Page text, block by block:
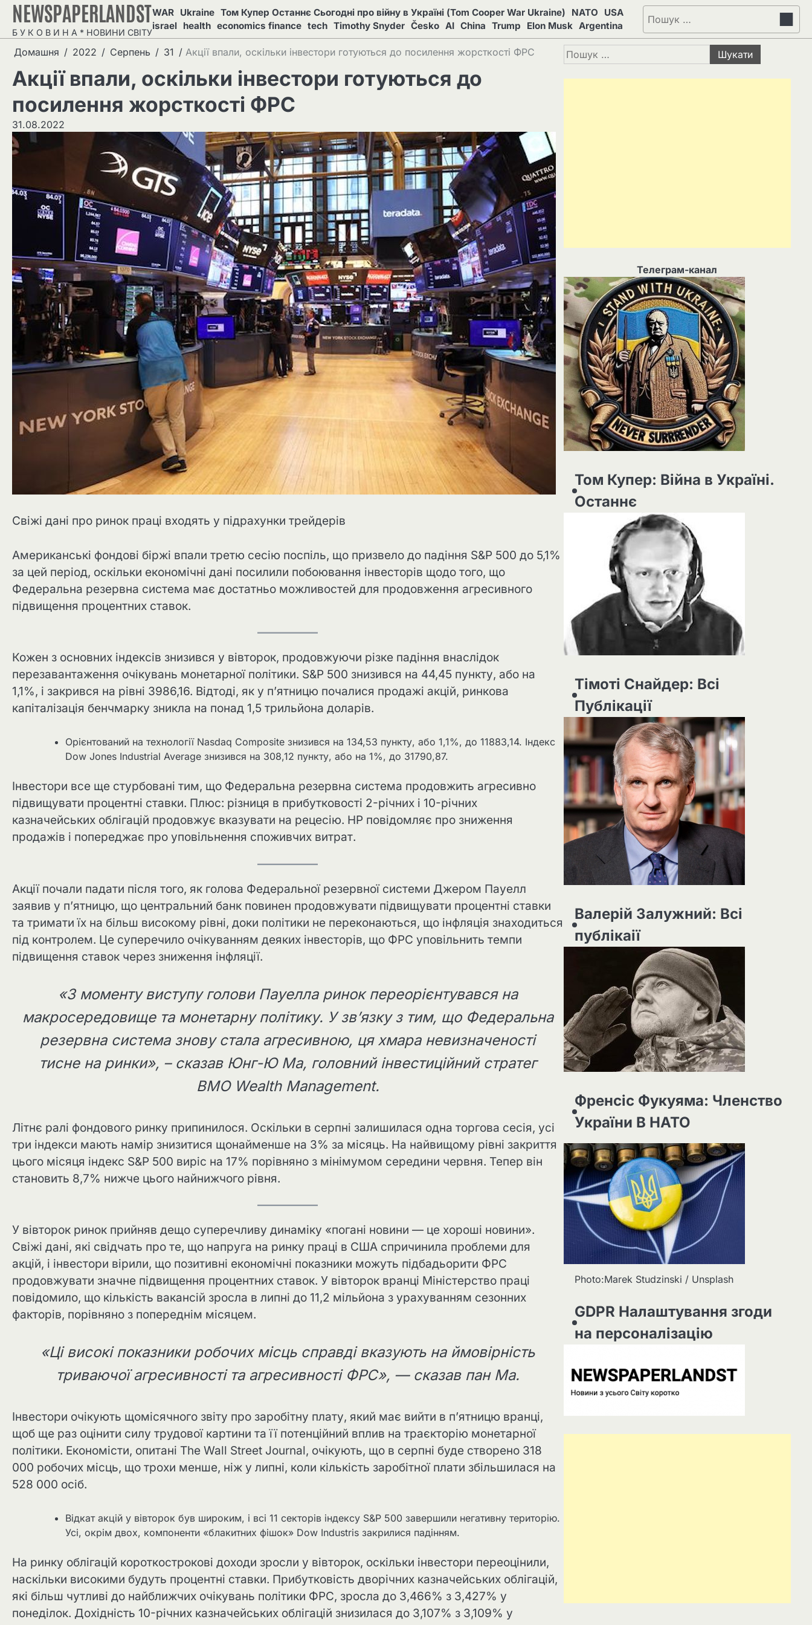
Перейти
вмісту
NEWSPAPERLANDST
Б У К О В И Н А * НОВИНИ СВІТУ
WAR Ukraine Том Купер Останнє Сьогодні про війну в Україні (Tom Cooper War Ukraine) NATO
USA
israel health economics finance tech Timothy Snyder Česko AI China Trump Elon Musk Argentina
Пошук:
Домашня 2022 Серпень 31 Акції впали, оскільки інвестори готуються до посилення жорсткості ФРС
Акції впали, оскільки інвестори готуються до
посилення жорсткості ФРС
31.08.2022
Свіжі дані про ринок праці входять у підрахунки трейдерів
Американські фондові біржі впали третю сесію поспіль, що призвело до падіння S&P 500 до 5,1%
за цей період, оскільки економічні дані посилили побоювання інвесторів щодо того, що
Федеральна резервна система має достатньо можливостей для продовження агресивного
підвищення процентних ставок.
Кожен з основних індексів знизився у вівторок, продовжуючи різке падіння внаслідок
перезавантаження очікувань монетарної політики. S&P 500 знизився на 44,45 пункту, або на
1,1%, і закрився на рівні 3986,16. Відтоді, як у п’ятницю почалися продажі акцій, ринкова
капіталізація бенчмарку зникла на понад 1,5 трильйона доларів.
Орієнтований на технології Nasdaq Composite знизився на 134,53 пункту, або 1,1%, до 11883,14. Індекс
Dow Jones Industrial Average знизився на 308,12 пункту, або на 1%, до 31790,87.
Інвестори все ще стурбовані тим, що Федеральна резервна система продовжить агресивно
підвищувати процентні ставки. Плюс: різниця в прибутковості 2-річних і 10-річних
казначейських облігацій продовжує вказувати на рецесію. HP повідомляє про зниження
продажів і попереджає про уповільнення споживчих витрат.
Акції почали падати після того, як голова Федеральної резервної системи Джером Пауелл
заявив у п’ятницю, що центральний банк повинен продовжувати підвищувати процентні ставки
та тримати їх на більш високому рівні, доки політики не переконаються, що інфляція знаходиться
під контролем. Це суперечило очікуванням деяких інвесторів, що ФРС уповільнить темпи
підвищення ставок через зниження інфляції.
«З моменту виступу голови Пауелла ринок переорієнтувався на
макросередовище та монетарну політику. У зв’язку з тим, що Федеральна
резервна система знову стала агресивною, ця хмара невизначеності
тисне на ринки», – сказав Юнг-Ю Ма, головний інвестиційний стратег
BMO Wealth Management.
Літнє ралі фондового ринку припинилося. Оскільки в серпні залишилася одна торгова сесія, усі
три індекси мають намір знизитися щонайменше на 3% за місяць. На найвищому рівні закриття
цього місяця індекс S&P 500 виріс на 17% порівняно з мінімумом середини червня. Тепер він
становить 8,7% нижче цього найнижчого рівня.
У вівторок ринок прийняв дещо суперечливу динаміку «погані новини — це хороші новини».
Свіжі дані, які свідчать про те, що напруга на ринку праці в США спричинила проблеми для
акцій, і інвестори вірили, що позитивні економічні показники можуть підбадьорити ФРС
продовжувати значне підвищення процентних ставок. У вівторок вранці Міністерство праці
повідомило, що кількість вакансій зросла в липні до 11,2 мільйона з урахуванням сезонних
факторів, порівняно з попереднім місяцем.
«Ці високі показники робочих місць справді вказують на ймовірність
триваючої агресивності та агресивності ФРС», — сказав пан Ма.
Інвестори очікують щомісячного звіту про заробітну плату, який має вийти в п’ятницю вранці,
щоб ще раз оцінити силу трудової картини та її потенційний вплив на траєкторію монетарної
політики. Економісти, опитані The Wall Street Journal, очікують, що в серпні буде створено 318
000 робочих місць, що трохи менше, ніж у липні, коли кількість заробітної плати збільшилася на
528 000 осіб.
Відкат акцій у вівторок був широким, і всі 11 секторів індексу S&P 500 завершили негативну територію.
Усі, окрім двох, компоненти «блакитних фішок» Dow Industris закрилися падінням.
На ринку облігацій короткострокові доходи зросли у вівторок, оскільки інвестори переоцінили,
наскільки високими будуть процентні ставки. Прибутковість дворічних казначейських облігацій,
які більш чутливі до найближчих очікувань політики ФРС, зросла до 3,466% з 3,427% у
понеділок. Дохідність 10-річних казначейських облігацій знизилася до 3,107% з 3,109% у
Пошук:
Телеграм-канал
Том Купер: Війна в Україні.
Останнє
Тімоті Снайдер: Всі
Публікації
Валерій Залужний: Всі
публікаії
Френсіс Фукуяма: Членство
України В НАТО
Photo:Marek Studzinski / Unsplash
GDPR Налаштування згоди
на персоналізацію